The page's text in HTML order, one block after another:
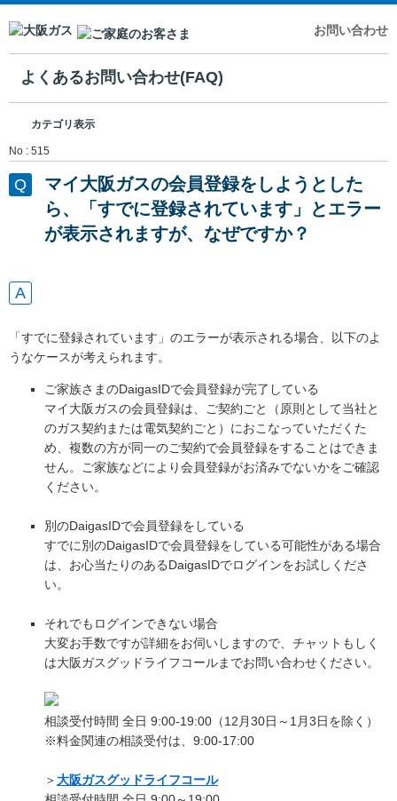
お問い合わせ
よくあるお問い合わせ(FAQ)
カテゴリ表示
No : 515
マイ大阪ガスの会員登録をしようとした
ら、「すでに登録されています」とエラー
が表示されますが、なぜですか？
「すでに登録されています」のエラーが表示される場合、以下のよ
うなケースが考えられます。
ご家族さまのDaigasIDで会員登録が完了している
マイ大阪ガスの会員登録は、ご契約ごと（原則として当社と
のガス契約または電気契約ごと）におこなっていただくた
め、複数の方が同一のご契約で会員登録をすることはできま
せん。ご家族などにより会員登録がお済みでないかをご確認
ください。
別のDaigasIDで会員登録をしている
すでに別のDaigasIDで会員登録をしている可能性がある場合
は、お心当たりのあるDaigasIDでログインをお試しくださ
い。
それでもログインできない場合
大変お手数ですが詳細をお伺いしますので、チャットもしく
は大阪ガスグッドライフコールまでお問い合わせください。
相談受付時間 全日 9:00-19:00（12月30日～1月3日を除く）
※料金関連の相談受付は、9:00-17:00
＞大阪ガスグッドライフコール